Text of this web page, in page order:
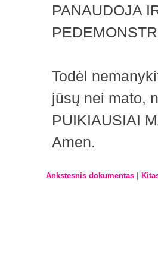
PANAUDOJA
Todėl
jūsų nei mato,
PUIKIAUSIAI
Amen.
Ankstesnis dokumentas |